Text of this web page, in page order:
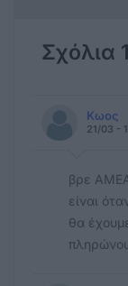
Σχόλια
Κωος
21/03 -
βρε ΑΜΕΑ
είναι
θα